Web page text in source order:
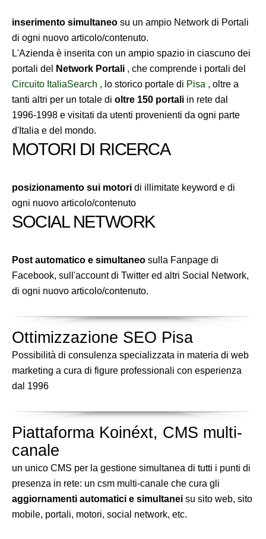
inserimento simultaneo su un ampio Network di Portali
di ogni nuovo articolo/contenuto.
L'Azienda è inserita con un ampio spazio in ciascuno dei
portali del
Network Portali , che comprende i portali del
Circuito ItaliaSearch , lo storico portale di Pisa , oltre a
tanti altri per un totale di oltre 150 portali in rete dal
1996-1998 e visitati da utenti provenienti da ogni parte
d'Italia e del mondo.
MOTORI DI RICERCA
posizionamento sui motori di illimitate keyword e di
ogni nuovo articolo/contenuto
SOCIAL NETWORK
Post automatico e simultaneo sulla Fanpage di
Facebook, sull'account di Twitter ed altri Social Network,
di ogni nuovo articolo/contenuto.
Ottimizzazione SEO Pisa
Possibilità di consulenza specializzata in materia di web
marketing a cura di figure professionali con esperienza
dal 1996
Piattaforma Koinéxt, CMS multi-
canale
un unico CMS per la gestione simultanea di tutti i punti di
presenza in rete: un csm multi-canale che cura gli
aggiornamenti automatici e simultanei su sito web, sito
mobile, portali, motori, social network, etc.